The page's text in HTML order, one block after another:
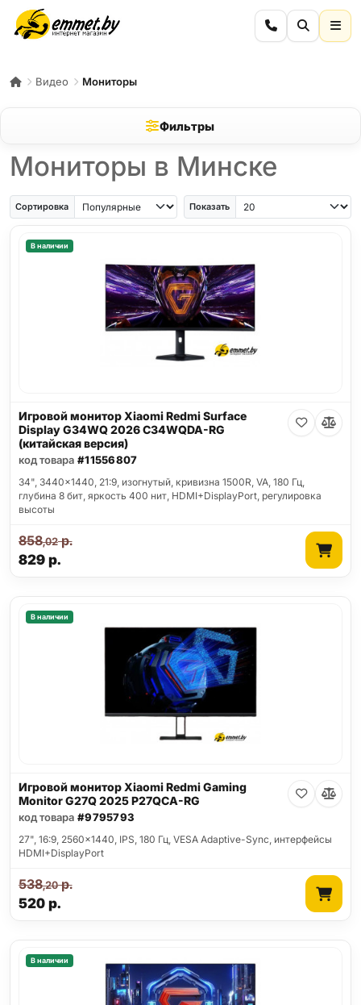
Видео Мониторы
Фильтры
Мониторы в Минске
Сортировка Показать
В наличии
Игровой монитор Xiaomi Redmi Surface
Display G34WQ 2026 C34WQDA-RG
(китайская версия)
код товара #11556807
34", 3440x1440, 21:9, изогнутый, кривизна 1500R, VA, 180 Гц,
глубина 8 бит, яркость 400 нит, HDMI+DisplayPort, регулировка
высоты
829р.
858,02р.
В наличии
Игровой монитор Xiaomi Redmi Gaming
Monitor G27Q 2025 P27QCA-RG
код товара #9795793
27", 16:9, 2560x1440, IPS, 180 Гц, VESA Adaptive-Sync, интерфейсы
HDMI+DisplayPort
520р.
538,20р.
В наличии